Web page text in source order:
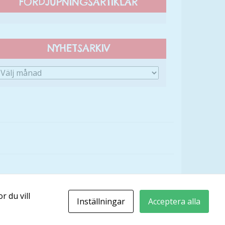
NYHETSARKIV
du vill
Inställningar Acceptera alla